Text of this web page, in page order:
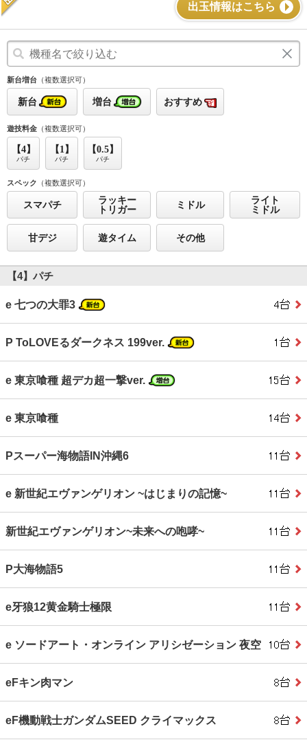
出玉情報はこちら
新台増台 （複数選択可）
新台 増台 おすすめ
遊技料金 （複数選択可）
【4】
パチ
【1】
パチ
【0.5】
パチ
スペック （複数選択可）
スマパチ
ラッキー
トリガー
ミドル
ライト
ミドル
甘デジ 遊タイム その他
【4】パチ
e 七つの大罪3
P ToLOVEるダークネス 199ver.
e 東京喰種 超デカ超一撃ver.
e 東京喰種
Pスーパー海物語IN沖縄6
e 新世紀エヴァンゲリオン ~はじまりの記憶~
新世紀エヴァンゲリオン~未来への咆哮~
P大海物語5
e牙狼12黄金騎士極限
e ソードアート・オンライン アリシゼーション 夜空
eFキン肉マン
eF機動戦士ガンダムSEED クライマックス